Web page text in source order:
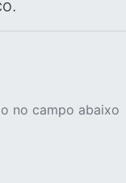
no campo abaixo